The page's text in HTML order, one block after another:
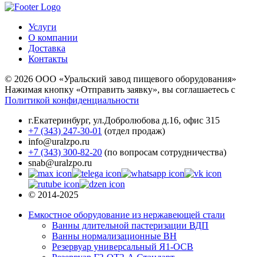
Услуги
О компании
Доставка
Контакты
© 2026 ООО «Уральский завод пищевого оборудования»
Нажимая кнопку «Отправить заявку», вы соглашаетесь с
Политикой конфиденциальности
г.Екатеринбург, ул.Добролюбова д.16, офис 315
+7 (343) 247-30-01 (отдел продаж)
info@uralzpo.ru
+7 (343) 300-82-20 (по вопросам сотрудничества)
snab@uralzpo.ru
© 2014-2025
Емкостное оборудование из нержавеющей стали
Ванны длительной пастеризации ВДП
Ванны нормализационные ВН
Резервуар универсальный Я1-ОСВ